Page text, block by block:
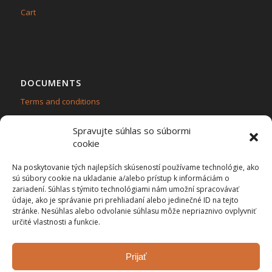
Spravujte súhlas so súbormi
cookie
Na poskytovanie tých najlepších skúseností používame technológie, ako
sú súbory cookie na ukladanie a/alebo prístup k informáciám o
zariadení. Súhlas s týmito technológiami nám umožní spracovávať
údaje, ako je správanie pri prehliadaní alebo jedinečné ID na tejto
stránke. Nesúhlas alebo odvolanie súhlasu môže nepriaznivo ovplyvniť
určité vlastnosti a funkcie.
Prijať
Cart
DOCUMENTS
Terms and conditions
CONTACT
Flama ecol,s.r.o.
IČO: 47 509 511, IČ DPH: SK2023921581